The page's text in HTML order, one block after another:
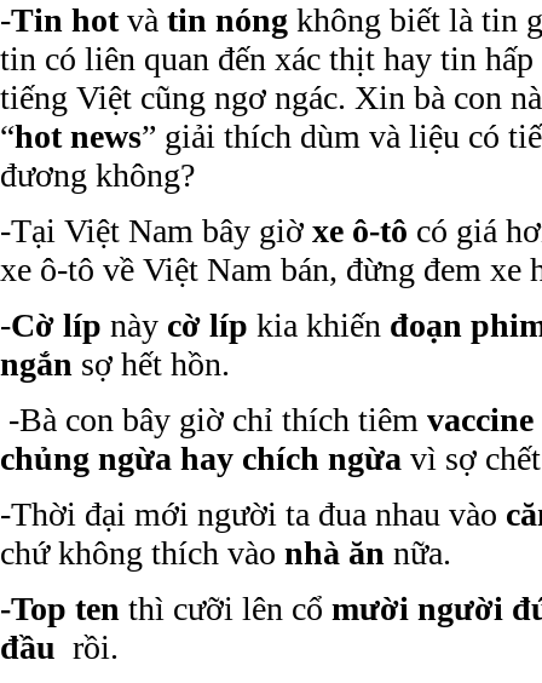
-Tin hotvà tin nóng không biết là tin
tin có liên quan đến xác thịt hay tin
tiếng Việt cũng ngơ ngác. Xin bà con
“hot news” giải thích dùm và liệu có
đương không?
-Tại Việt Nam bây giờ xe ô-tô có giá
xe ô-tô về Việt Nam bán, đừng đem xe
-Cờ líp này cờ líp kia khiến đoạn
ngắn sợ hết hồn.
-Bà con bây giờ chỉ thích tiêm vaccine
chủng ngừa hay chích ngừa vì sợ
-Thời đại mới người ta đua nhau vào
chứ không thích vào nhà ăn nữa.
-Top ten thì cưỡi lên cổ mười người
đầu rồi.